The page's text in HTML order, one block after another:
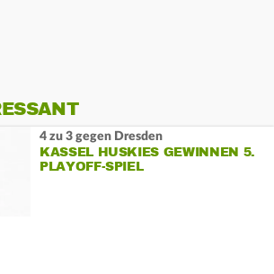
4 zu 3 gegen Dresden
KASSEL HUSKIES GEWINNEN 5.
PLAYOFF-SPIEL